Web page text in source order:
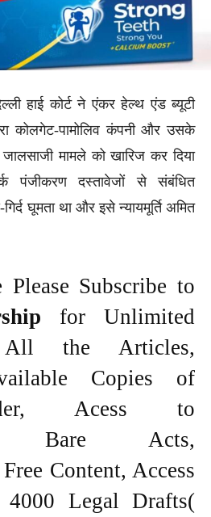
हाई कोर्ट ने एंकर हेल्थ एंड ब्यूटी
कोलगेट-पामोलिव कंपनी और उसके
मामले को खारिज कर दिया
पंजीकरण दस्तावेजों से संबंधित
घूमता था और इसे न्यायमूर्ति अमित
Subscribe to
for Unlimited
the Articles,
Copies of
Acess to
Bare Acts,
Content, Access
Legal Drafts(